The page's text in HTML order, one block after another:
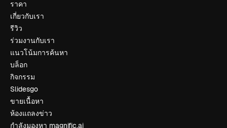
ราคา
เกี่ยวกับเรา
รีวิว
ร่วมงานกับเรา
แนวโน้มการค้นหา
บล็อก
กิจกรรม
Slidesgo
ขายเนื้อหา
ห้องแถลงข่าว
กำลังมองหา magnific.ai